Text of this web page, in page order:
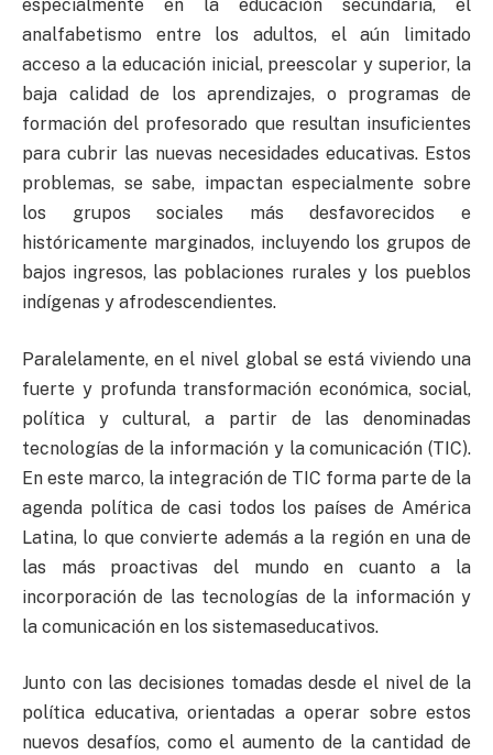
especialmente en la educación secundaria, el
analfabetismo entre los adultos, el aún limitado
acceso a la educación inicial, preescolar y superior, la
baja calidad de los aprendizajes, o programas de
formación del profesorado que resultan insuficientes
para cubrir las nuevas necesidades educativas. Estos
problemas, se sabe, impactan especialmente sobre
los grupos sociales más desfavorecidos e
históricamente marginados, incluyendo los grupos de
bajos ingresos, las poblaciones rurales y los pueblos
indígenas y afrodescendientes.
Paralelamente, en el nivel global se está viviendo una
fuerte y profunda transformación económica, social,
política y cultural, a partir de las denominadas
tecnologías de la información y la comunicación (TIC).
En este marco, la integración de TIC forma parte de la
agenda política de casi todos los países de América
Latina, lo que convierte además a la región en una de
las más proactivas del mundo en cuanto a la
incorporación de las tecnologías de la información y
la comunicación en los sistemaseducativos.
Junto con las decisiones tomadas desde el nivel de la
política educativa, orientadas a operar sobre estos
nuevos desafíos, como el aumento de la cantidad de